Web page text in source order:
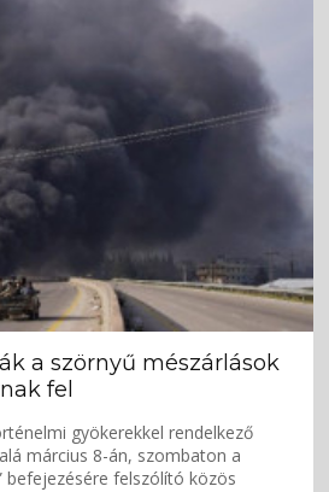
a szörnyű mészárlások
fel
gyökerekkel rendelkező
március 8-án, szombaton a
befejezésére felszólító közös